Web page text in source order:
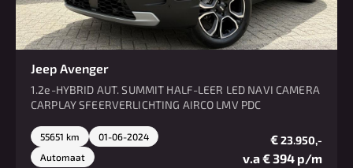
Jeep Avenger
1.2e-HYBRID AUT. SUMMIT HALF-LEER LED NAVI CAMERA
CARPLAY SFEERVERLICHTING AIRCO LMV PDC
55651 km
01-06-2024
Automaat
€23.950,-
v.a € 394 p/m